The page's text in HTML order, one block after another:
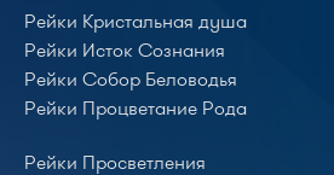
Рейки Кристальная душа
Рейки Исток Сознания
Рейки Собор Беловодья
Рейки Процветание Рода
Рейки Просветления